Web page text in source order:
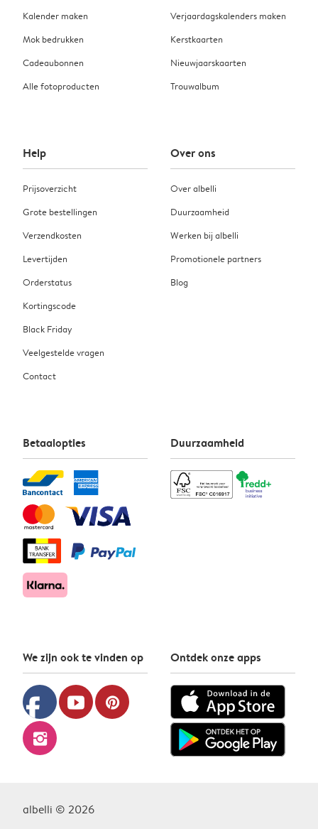
Kalender maken
Mok bedrukken
Cadeaubonnen
Alle fotoproducten
Verjaardagskalenders maken
Kerstkaarten
Nieuwjaarskaarten
Trouwalbum
Help
Prijsoverzicht
Grote bestellingen
Verzendkosten
Levertijden
Orderstatus
Kortingscode
Black Friday
Veelgestelde vragen
Contact
Over ons
Over albelli
Duurzaamheid
Werken bij albelli
Promotionele partners
Blog
Betaalopties Duurzaamheid
We zijn ook te vinden op
facebook youtube pinterest
instagram
Ontdek onze apps
albelli © 2026